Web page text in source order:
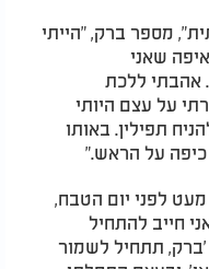
מספר ברק, "הייתי
שאני
אהבתי ללכת
על עצם היותי
תפילין. באותו
כיפה על הראש."
לפני יום הטבח,
חייב להתחיל
תתחיל לשמור